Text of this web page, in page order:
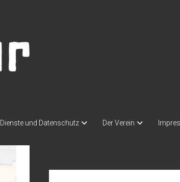
Dienste und Datenschutz Der Verein